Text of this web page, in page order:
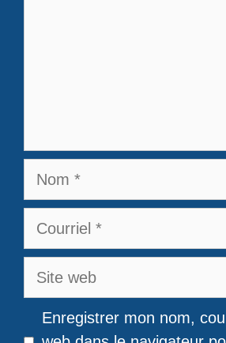
Nom
Courriel
Site
Enregistrer mon nom,